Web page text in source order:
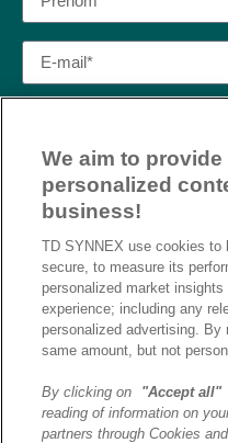
J’ai lu et j’accepte la
We aim to
personalized
business!
TD SYNNEX use cookies to
secure, to measure its
personalized market
experience; including any
personalized advertising.
same amount, but not
By clicking on "Accept all"
reading of information on
partners through Cookies